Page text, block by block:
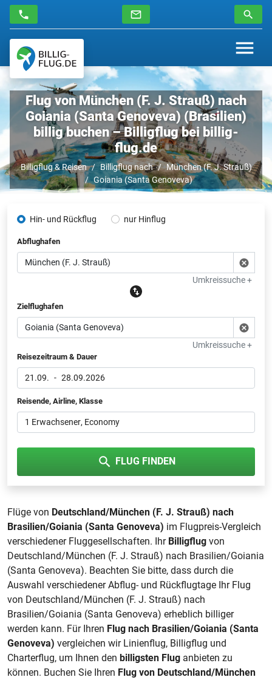
Flug von München (F. J. Strauß) nach
Goiania (Santa Genoveva) (Brasilien)
billig buchen – Billigflug bei billig-
flug.de
Billigflug & Reisen Billigflug nach
München (F. J. Strauß)
Goiania (Santa Genoveva)
Hin- und Rückflug nur Hinflug
Abflughafen
Umkreissuche +
Zielflughafen
Umkreissuche +
Reisezeitraum & Dauer
21.09. - 28.09.2026
Reisende, Airline, Klasse
1 Erwachsener, Economy
FLUG FINDEN
Flüge von Deutschland/München (F. J. Strauß) nach
Brasilien/Goiania (Santa Genoveva) im Flugpreis-Vergleich
verschiedener Fluggesellschaften. Ihr Billigflug von
Deutschland/München (F. J. Strauß) nach Brasilien/Goiania
(Santa Genoveva). Beachten Sie bitte, dass durch die
Auswahl verschiedener Abflug- und Rückflugtage Ihr Flug
von Deutschland/München (F. J. Strauß) nach
Brasilien/Goiania (Santa Genoveva) erheblich billiger
werden kann. Für Ihren Flug nach Brasilien/Goiania (Santa
Genoveva) vergleichen wir Linienflug, Billigflug und
Charterflug, um Ihnen den billigsten Flug anbieten zu
können. Buchen Sie Ihren Flug von Deutschland/München